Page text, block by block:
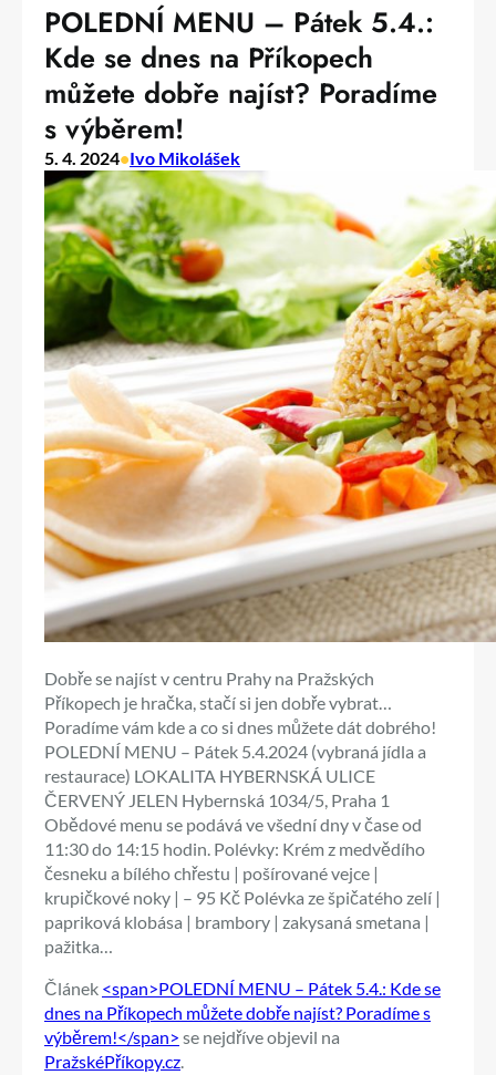
POLEDNÍ MENU – Pátek 5.4.:
Kde se dnes na Příkopech
můžete dobře najíst? Poradíme
s výběrem!
5. 4. 2024•Ivo Mikolášek
Dobře se najíst v centru Prahy na Pražských
Příkopech je hračka, stačí si jen dobře vybrat…
Poradíme vám kde a co si dnes můžete dát dobrého!
POLEDNÍ MENU – Pátek 5.4.2024 (vybraná jídla a
restaurace) LOKALITA HYBERNSKÁ ULICE
ČERVENÝ JELEN Hybernská 1034/5, Praha 1
Obědové menu se podává ve všední dny v čase od
11:30 do 14:15 hodin. Polévky: Krém z medvědího
česneku a bílého chřestu | pošírované vejce |
krupičkové noky | – 95 Kč Polévka ze špičatého zelí |
papriková klobása | brambory | zakysaná smetana |
pažitka…
Článek <span>POLEDNÍ MENU – Pátek 5.4.: Kde se
dnes na Příkopech můžete dobře najíst? Poradíme s
výběrem!</span> se nejdříve objevil na
PražskéPříkopy.cz